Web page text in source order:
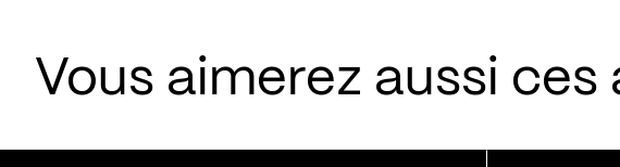
Vous aimerez aussi ces